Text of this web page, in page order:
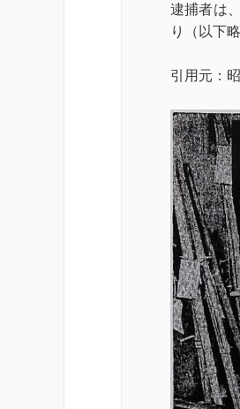
逮捕者は
り（以下略
引用元：